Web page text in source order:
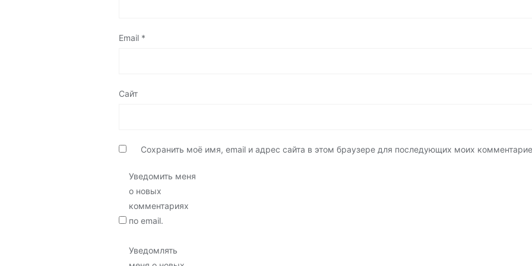
Email *
Сайт
Сохранить моё имя, email и адрес сайта в этом браузере для последующих моих
Уведомить меня
о новых
комментариях
по email.
Уведомлять